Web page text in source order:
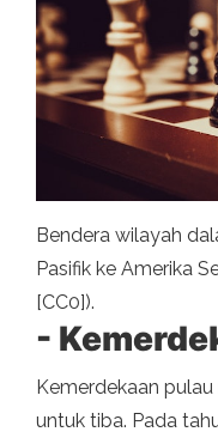
Bendera wilayah
Pasifik ke Amerika
[CC0]).
-
Kemerdekaan
untuk tiba. Pada